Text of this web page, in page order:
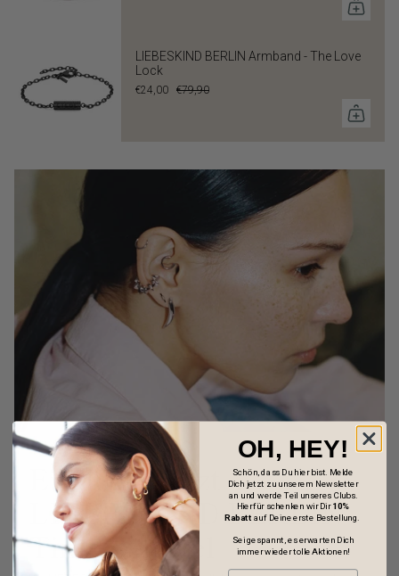
LIEBESKIND BERLIN Armband - The Love
Lock
€24,00 €79,90
Entdecke jetzt -
LIEBESKIND BERLIN
Time & Jewel
OH, HEY!
Schön, dass Du hier bist. Melde
Dich jetzt zu unserem Newsletter
an und werde Teil unseres Clubs.
Hierfür schenken wir Dir10%
Rabatt auf Deine erste Bestellung.
Sei gespannt, es erwarten Dich
immer wieder tolle Aktionen!